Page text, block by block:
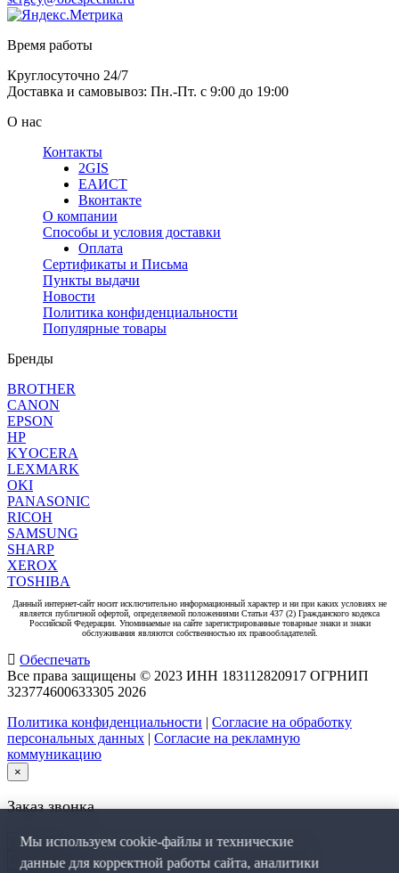
Время работы
Круглосуточно 24/7
Доставка и самовывоз: Пн.-Пт. с 9:00 до 19:00
О нас
Контакты
2GIS
ЕАИСТ
Вконтакте
О компании
Способы и условия доставки
Оплата
Сертификаты и Письма
Пункты выдачи
Новости
Политика конфиденциальности
Популярные товары
Бренды
BROTHER
CANON
EPSON
HP
KYOCERA
LEXMARK
OKI
PANASONIC
RICOH
SAMSUNG
SHARP
XEROX
TOSHIBA
Данный интернет-сайт носит исключительно информационный характер и ни при каких условиях не
является публичной офертой, определяемой положениями Статьи 437 (2) Гражданского кодекса
Российской Федерации. Упоминаемые на сайте зарегистрированные товарные знаки и знаки
обслуживания являются собственностью их правообладателей.
Обеспечать
Все права защищены © 2023 ИНН 183112820917 ОГРНИП
323774600633305 2026
Политика конфиденциальности | Согласие на обработку
персональных данных | Согласие на рекламную
коммуникацию
×
Заказ звонка
Мы используем cookie-файлы и технические
данные для корректной работы сайта, аналитики